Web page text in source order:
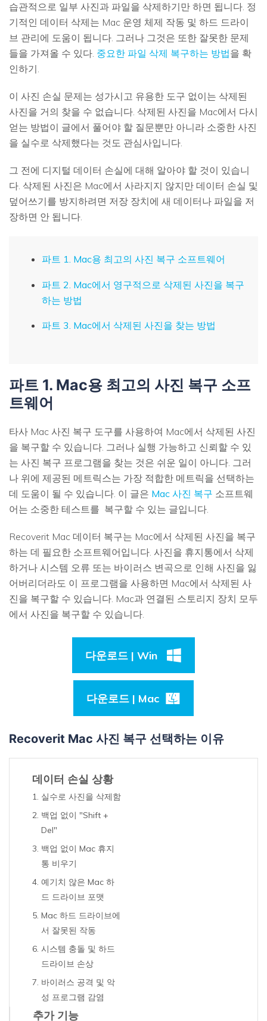
습관적으로 일부 사진과 파일을 삭제하기만 하면 됩니다. 정
기적인 데이터 삭제는 Mac 운영 체제 작동 및 하드 드라이
브 관리에 도움이 됩니다. 그러나 그것은 또한 잘못한 문제
들을 가져올 수 있다. 중요한 파일 삭제 복구하는 방법을 확
인하기.
이 사진 손실 문제는 성가시고 유용한 도구 없이는 삭제된
사진을 거의 찾을 수 없습니다. 삭제된 사진을 Mac에서 다시
얻는 방법이 글에서 풀어야 할 질문뿐만 아니라 소중한 사진
을 실수로 삭제했다는 것도 관심사입니다.
그 전에 디지털 데이터 손실에 대해 알아야 할 것이 있습니
다. 삭제된 사진은 Mac에서 사라지지 않지만 데이터 손실 및
덮어쓰기를 방지하려면 저장 장치에 새 데이터나 파일을 저
장하면 안 됩니다.
파트 1. Mac용 최고의 사진 복구 소프트웨어
파트 2. Mac에서 영구적으로 삭제된 사진을 복구
하는 방법
파트 3. Mac에서 삭제된 사진을 찾는 방법
파트 1. Mac용 최고의 사진 복구 소프
트웨어
타사 Mac 사진 복구 도구를 사용하여 Mac에서 삭제된 사진
을 복구할 수 있습니다. 그러나 실행 가능하고 신뢰할 수 있
는 사진 복구 프로그램을 찾는 것은 쉬운 일이 아니다. 그러
나 위에 제공된 메트릭스는 가장 적합한 메트릭을 선택하는
데 도움이 될 수 있습니다. 이 글은 Mac 사진 복구 소프트웨
어는 소중한 테스트를 복구할 수 있는 글입니다.
Recoverit Mac 데이터 복구는 Mac에서 삭제된 사진을 복구
하는 데 필요한 소프트웨어입니다. 사진을 휴지통에서 삭제
하거나 시스템 오류 또는 바이러스 변곡으로 인해 사진을 잃
어버리더라도 이 프로그램을 사용하면 Mac에서 삭제된 사
진을 복구할 수 있습니다. Mac과 연결된 스토리지 장치 모두
에서 사진을 복구할 수 있습니다.
다운로드 | Win
다운로드 | Mac
Recoverit Mac 사진 복구 선택하는 이유
데이터 손실 상황
실수로 사진을 삭제함
백업 없이 "Shift +
Del"
백업 없이 Mac 휴지
통 비우기
예기치 않은 Mac 하
드 드라이브 포맷
Mac 하드 드라이브에
서 잘못된 작동
시스템 충돌 및 하드
드라이브 손상
바이러스 공격 및 악
성 프로그램 감염
추가 기능